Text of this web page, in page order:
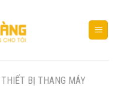
THIẾT BỊ THANG MÁY